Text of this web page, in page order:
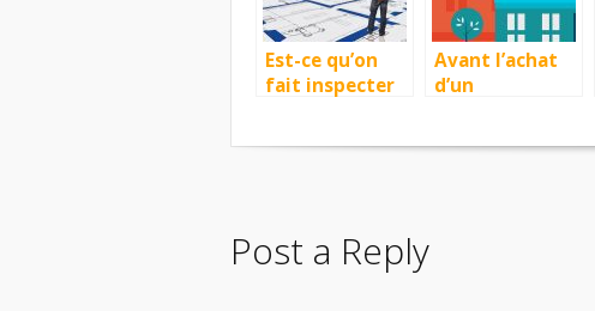
Est-ce qu’on
fait inspecter
Avant l’achat
d’un
Post a Reply